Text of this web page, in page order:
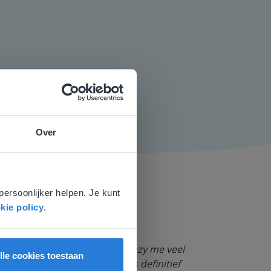
Over
helpen. Je kunt
policy.
cookies toestaan
Bovendien bezorgt Gynzy me veel
extra werkblaadjes maken is definitief